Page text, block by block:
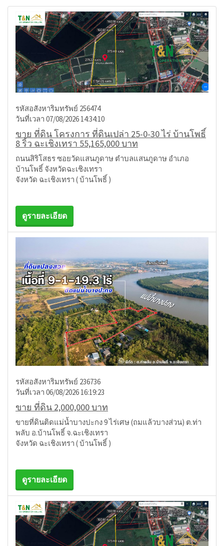
รหัสอสังหาริมทรัพย์ 256474
วันที่เวลา 07/08/2026 14:34:10
ขาย ที่ดิน โครงการ ที่ดินเปล่า 25-0-30 ไร่ บ้านโพธิ์
8 ริ้ว ฉะเชิงเทรา 55,165,000 บาท
ถนนสิริโสธร ซอยวัดแสนภูดาษ ตำบลแสนภูดาษ อำเภอ
บ้านโพธิ์ จังหวัดฉะเชิงเทรา
จังหวัด ฉะเชิงเทรา ( บ้านโพธิ์ )
ดูรายละเอียด
รหัสอสังหาริมทรัพย์ 236736
วันที่เวลา 06/08/2026 16:19:23
ขาย ที่ดิน 2,000,000 บาท
ขายที่ดินติดแม่น้ำบางปะกง 9 ไร่เศษ (ถมแล้วบางส่วน) ต.ท่า
พลับ อ.บ้านโพธิ์ จ.ฉะเชิงเทรา
จังหวัด ฉะเชิงเทรา ( บ้านโพธิ์ )
ดูรายละเอียด